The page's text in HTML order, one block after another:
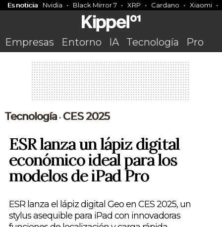
Es noticia Nvidia Black Mirror 7 XRP Cardano Xiaomi
Empresas Entorno IA Tecnología Pro
Tecnología• CES 2025
ESR lanza un lápiz digital
económico ideal para los
modelos de iPad Pro
ESR lanza el lápiz digital Geo en CES 2025, un
stylus asequible para iPad con innovadoras